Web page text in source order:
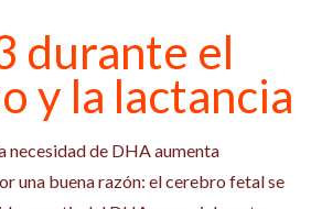
durante el
y la lactancia
necesidad de DHA aumenta
una buena razón: el cerebro fetal se